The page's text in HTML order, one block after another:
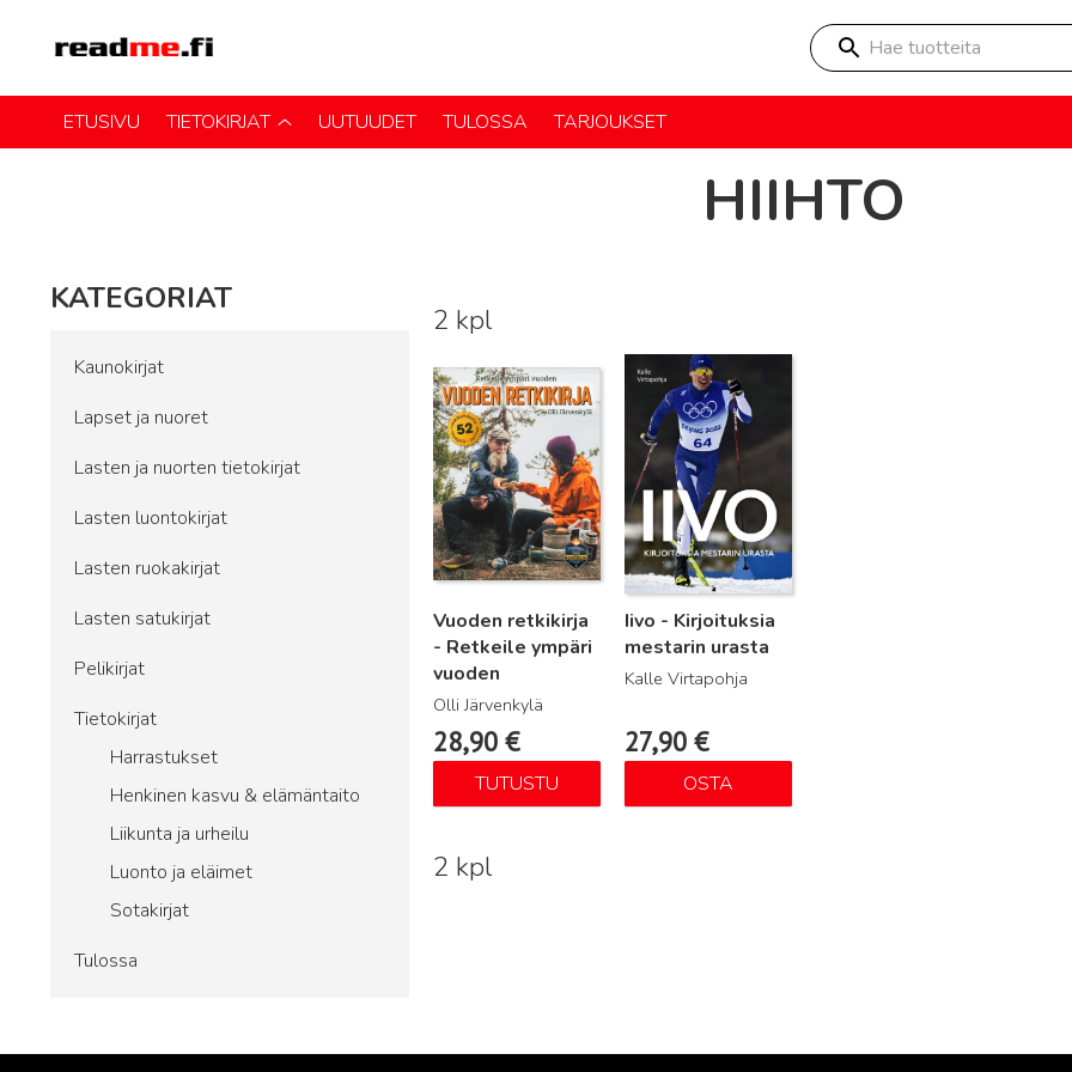
Hae tuotteita
ETUSIVU TIETOKIRJAT UUTUUDET TULOSSA TARJOUKSET
HIIHTO
KATEGORIAT
Kaunokirjat
Lapset ja nuoret
Lasten ja nuorten tietokirjat
Lasten luontokirjat
Lasten ruokakirjat
Lasten satukirjat
Pelikirjat
Tietokirjat
Harrastukset
Henkinen kasvu & elämäntaito
Liikunta ja urheilu
Luonto ja eläimet
Sotakirjat
Tulossa
2 kpl
Vuoden retkikirja
- Retkeile ympäri
vuoden
Olli Järvenkylä
28,90 €
TUTUSTU
Lue lisää
Iivo - Kirjoituksia
mestarin urasta
Kalle Virtapohja
27,90 €
OSTA
Lue lisää
2 kpl